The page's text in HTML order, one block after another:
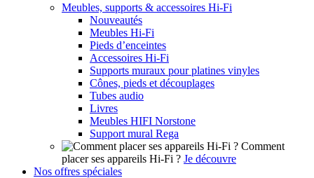
Meubles, supports & accessoires Hi-Fi
Nouveautés
Meubles Hi-Fi
Pieds d’enceintes
Accessoires Hi-Fi
Supports muraux pour platines vinyles
Cônes, pieds et découplages
Tubes audio
Livres
Meubles HIFI Norstone
Support mural Rega
Comment
placer ses appareils Hi-Fi ? Je découvre
Nos offres spéciales